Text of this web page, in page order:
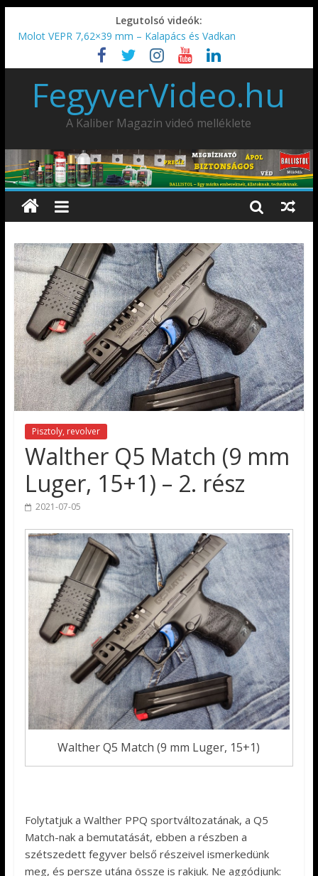
Legutolsó videók:
Molot VEPR 7,62×39 mm – Kalapács és Vadkan
IDÉN IS INDUL: Fegyvertervező- és gyártó szakmérnöki,
illetve szakspecialista képzés!!!
IWA2026 – Puskák 1. rész
Ardesa Patriot “FAPADOS” .45 elöltöltő perkussziós pisztoly
AMD-65 oktató METSZET
FegyverVideo.hu
A Kaliber Magazin videó melléklete
Pisztoly, revolver
Walther Q5 Match (9 mm
Luger, 15+1) – 2. rész
2021-07-05
Walther Q5 Match (9 mm Luger, 15+1)
Folytatjuk a Walther PPQ sportváltozatának, a Q5
Match-nak a bemutatását, ebben a részben a
szétszedett fegyver belső részeivel ismerkedünk
meg, és persze utána össze is rakjuk. Ne aggódjunk: